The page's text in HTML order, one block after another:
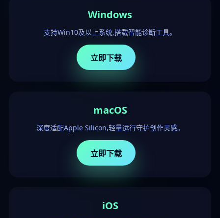
Windows
支持Win10及以上系统,搭载智能诊断工具。
立即下载
macOS
深度适配Apple Silicon,轻量运行守护创作灵感。
立即下载
iOS